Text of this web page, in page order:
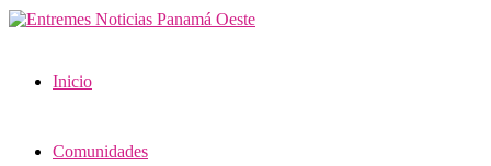
Inicio
Comunidades